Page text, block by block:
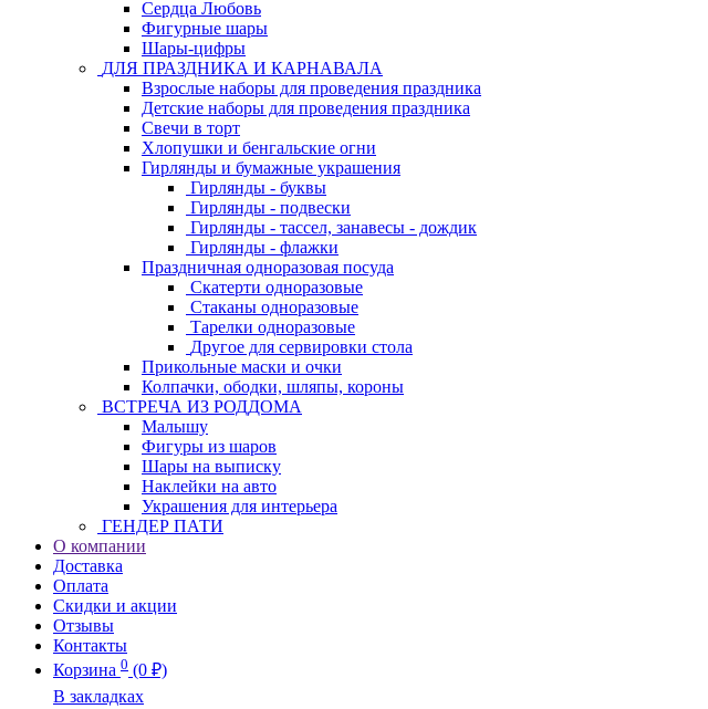
Сердца Любовь
Фигурные шары
Шары-цифры
ДЛЯ ПРАЗДНИКА И КАРНАВАЛА
Взрослые наборы для проведения праздника
Детские наборы для проведения праздника
Свечи в торт
Хлопушки и бенгальские огни
Гирлянды и бумажные украшения
Гирлянды - буквы
Гирлянды - подвески
Гирлянды - тассел, занавесы - дождик
Гирлянды - флажки
Праздничная одноразовая посуда
Скатерти одноразовые
Стаканы одноразовые
Тарелки одноразовые
Другое для сервировки стола
Прикольные маски и очки
Колпачки, ободки, шляпы, короны
ВСТРЕЧА ИЗ РОДДОМА
Малышу
Фигуры из шаров
Шары на выписку
Наклейки на авто
Украшения для интерьера
ГЕНДЕР ПАТИ
О компании
Доставка
Оплата
Скидки и акции
Отзывы
Контакты
Корзина 0 (0 ₽)
В закладках